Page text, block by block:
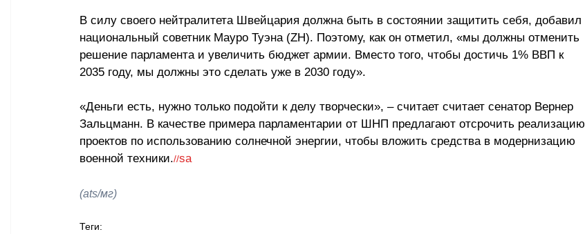
В силу своего нейтралитета Швейцария должна быть в состоянии защитить себя, добавил
национальный советник Мауро Туэна (ZH). Поэтому, как он отметил, «мы должны отменить
решение парламента и увеличить бюджет армии. Вместо того, чтобы достичь 1% ВВП к
2035 году, мы должны это сделать уже в 2030 году».
«Деньги есть, нужно только подойти к делу творчески», – считает считает сенатор Вернер
Зальцманн. В качестве примера парламентарии от ШНП предлагают отсрочить реализацию
проектов по использованию солнечной энергии, чтобы вложить средства в модернизацию
военной техники.//sa
(ats/мг)
Теги: